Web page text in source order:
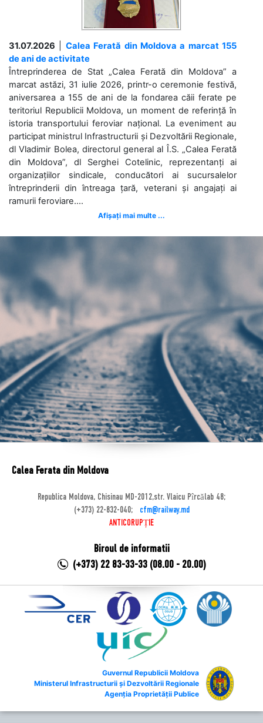
31.07.2026
Calea Ferată din Moldova a marcat 155
de ani de activitate
Întreprinderea de Stat „Calea Ferată din Moldova” a
marcat astăzi, 31 iulie 2026, printr-o ceremonie festivă,
aniversarea a 155 de ani de la fondarea căii ferate pe
teritoriul Republicii Moldova, un moment de referință în
istoria transportului feroviar național. La eveniment au
participat ministrul Infrastructurii și Dezvoltării Regionale,
dl Vladimir Bolea, directorul general al Î.S. „Calea Ferată
din Moldova”, dl Serghei Cotelinic, reprezentanți ai
organizațiilor sindicale, conducători ai sucursalelor
întreprinderii din întreaga țară, veterani și angajați ai
ramurii feroviare....
Afișați mai multe ...
Calea Ferata din Moldova
Republica Moldova, Chisinau MD-2012,str. Vlaicu Pîrcălab 48;
(+373) 22-832-040;
cfm@railway.md
ANTICORUPȚIE
Biroul de informatii
(+373) 22 83-33-33 (08.00 - 20.00)
Guvernul Republicii Moldova
Ministerul Infrastructurii și Dezvoltării Regionale
Agenția Proprietății Publice